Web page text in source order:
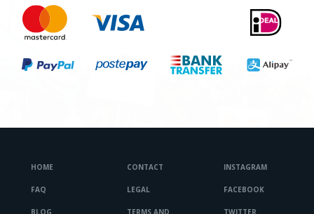
HOME
FAQ
CONTACT
LEGAL
INSTAGRAM
FACEBOOK